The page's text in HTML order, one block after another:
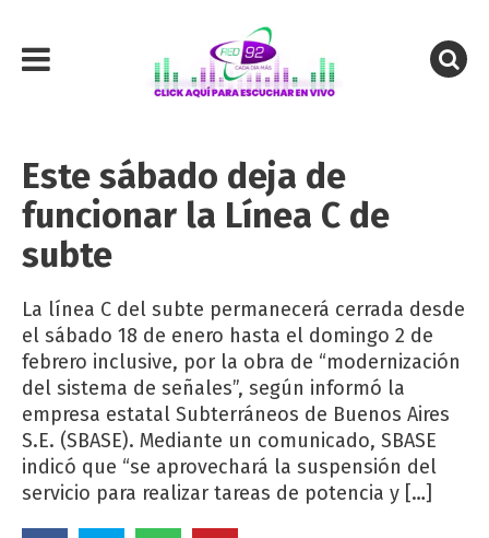
Este sábado deja de
funcionar la Línea C de
subte
La línea C del subte permanecerá cerrada desde
el sábado 18 de enero hasta el domingo 2 de
febrero inclusive, por la obra de “modernización
del sistema de señales”, según informó la
empresa estatal Subterráneos de Buenos Aires
S.E. (SBASE). Mediante un comunicado, SBASE
indicó que “se aprovechará la suspensión del
servicio para realizar tareas de potencia y […]